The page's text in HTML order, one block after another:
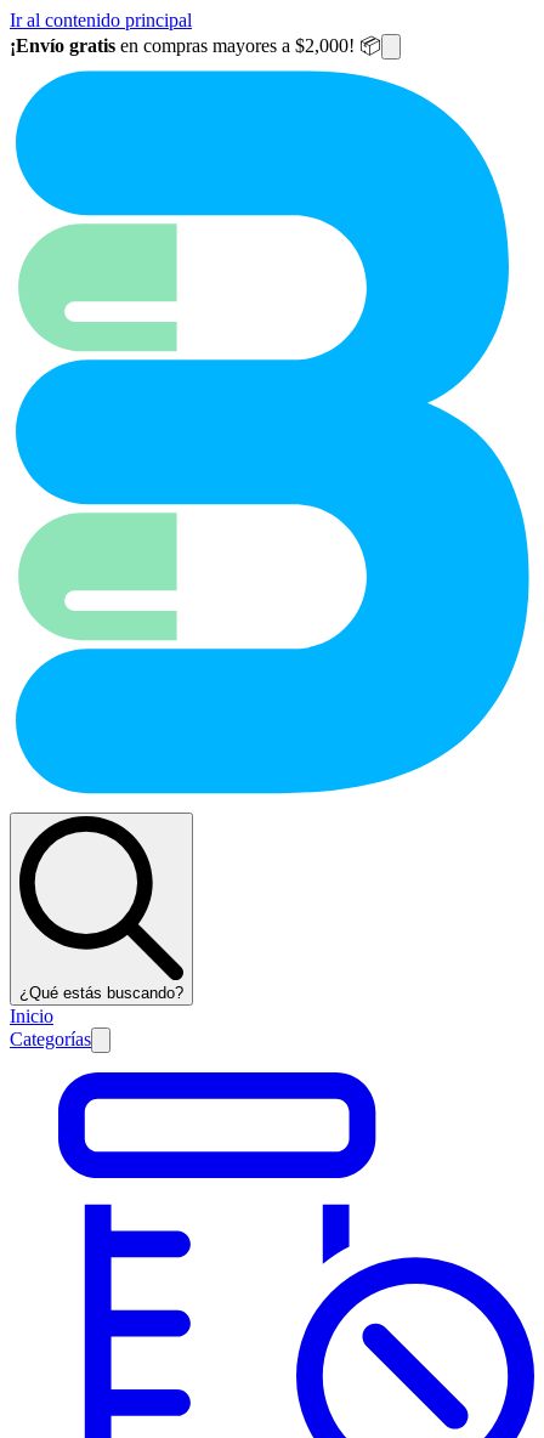
Ir al contenido principal
¡Envío gratis en compras mayores a $2,000! 📦
¿Qué estás buscando?
Inicio
Categorías